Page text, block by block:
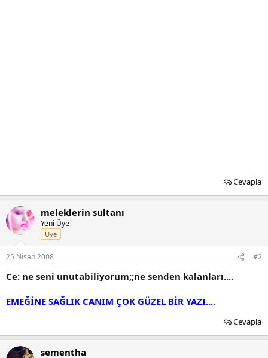
Cevapla
meleklerin sultanı
Yeni Üye
Üye
25 Nisan 2008 #2
Ce: ne seni unutabiliyorum;;ne senden kalanları....
EMEĞİNE SAĞLIK CANIM ÇOK GÜZEL BİR YAZI....
Cevapla
sementha